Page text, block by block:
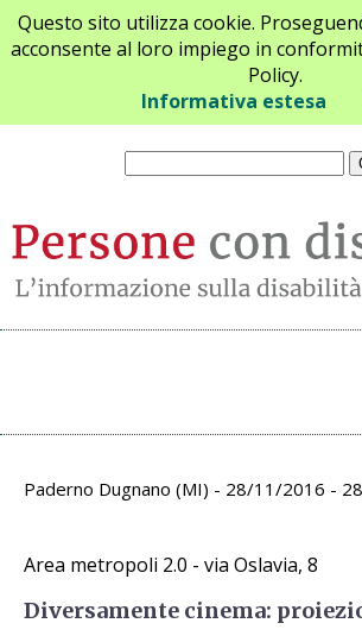
Questo sito utilizza cookie.
acconsente al loro impiego in
Policy.
Informativa estesa
Chi siamo Newsletter
Archivio
Paderno Dugnano (MI) - 28/11/2016 -
Area metropoli 2.0 - via Oslavia, 8
Diversamente cinema: